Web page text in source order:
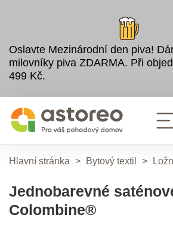
Oslavte Mezinárodní den piva!
milovníky piva ZDARMA. Při
499 Kč.
Hlavní stránka > Bytový textil >
Jednobarevné
Colombine®